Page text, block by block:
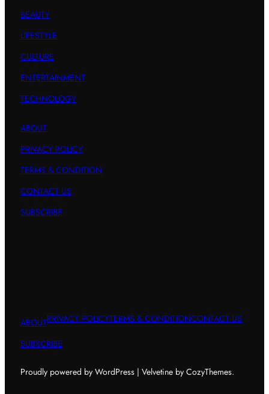
BEAUTY
LIFESTYLE
CULTURE
ENTERTAINMENT
TECHNOLOGY
ABOUT
PRIVACY POLICY
TERMS & CONDITION
CONTACT US
SUBSCRIBE
ABOUTPRIVACY POLICYTERMS & CONDITIONCONTACT US
SUBSCRIBE
Proudly powered by WordPress | Velvetine by CozyThemes.